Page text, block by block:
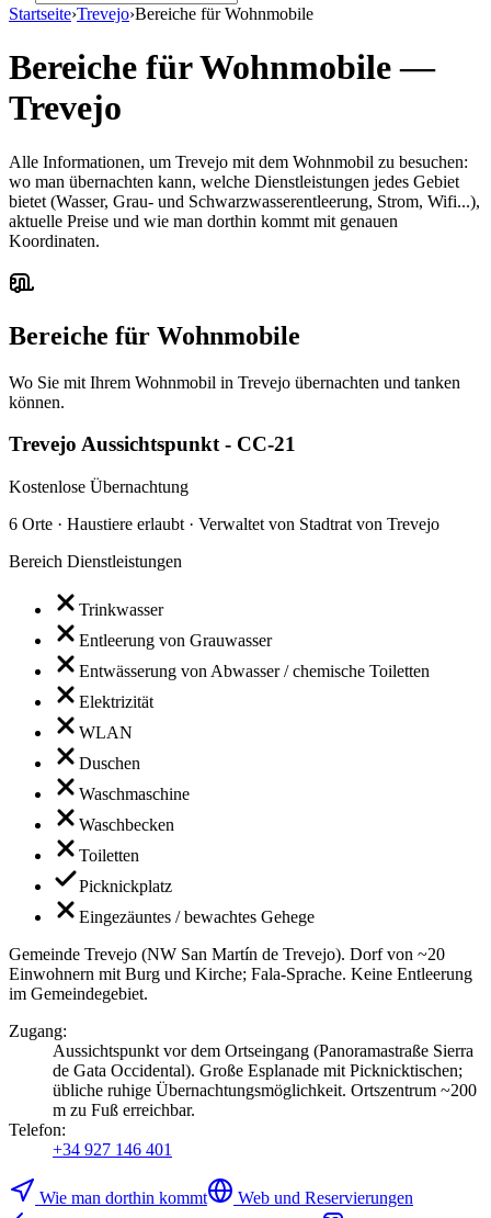
Startseite›Trevejo›Bereiche für Wohnmobile
Bereiche für Wohnmobile—
Trevejo
Alle Informationen, um Trevejo mit dem Wohnmobil zu besuchen:
wo man übernachten kann, welche Dienstleistungen jedes Gebiet
bietet (Wasser, Grau- und Schwarzwasserentleerung, Strom, Wifi...),
aktuelle Preise und wie man dorthin kommt mit genauen
Koordinaten.
Bereiche für Wohnmobile
Wo Sie mit Ihrem Wohnmobil in Trevejo übernachten und tanken
können.
Trevejo Aussichtspunkt - CC-21
Kostenlose Übernachtung
6 Orte · Haustiere erlaubt · Verwaltet von Stadtrat von Trevejo
Bereich Dienstleistungen
Trinkwasser
Entleerung von Grauwasser
Entwässerung von Abwasser / chemische Toiletten
Elektrizität
WLAN
Duschen
Waschmaschine
Waschbecken
Toiletten
Picknickplatz
Eingezäuntes / bewachtes Gehege
Gemeinde Trevejo (NW San Martín de Trevejo). Dorf von ~20
Einwohnern mit Burg und Kirche; Fala-Sprache. Keine Entleerung
im Gemeindegebiet.
Zugang:
Aussichtspunkt vor dem Ortseingang (Panoramastraße Sierra
de Gata Occidental). Große Esplanade mit Picknicktischen;
übliche ruhige Übernachtungsmöglichkeit. Ortszentrum ~200
m zu Fuß erreichbar.
Telefon:
+34 927 146 401
Wie man dorthin kommt
Web und Reservierungen